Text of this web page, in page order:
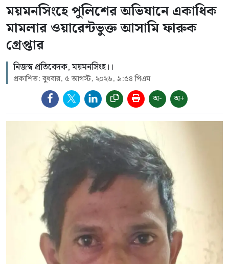
ময়মনসিংহে পুলিশের অভিযানে একাধিক
মামলার ওয়ারেন্টভুক্ত আসামি ফারুক
গ্রেপ্তার
নিজস্ব প্রতিবেদক, ময়মনসিংহ।।
প্রকাশিত: বুধবার, ৫ আগস্ট, ২০২৬, ৯:৫৪ পিএম
অ- অ+